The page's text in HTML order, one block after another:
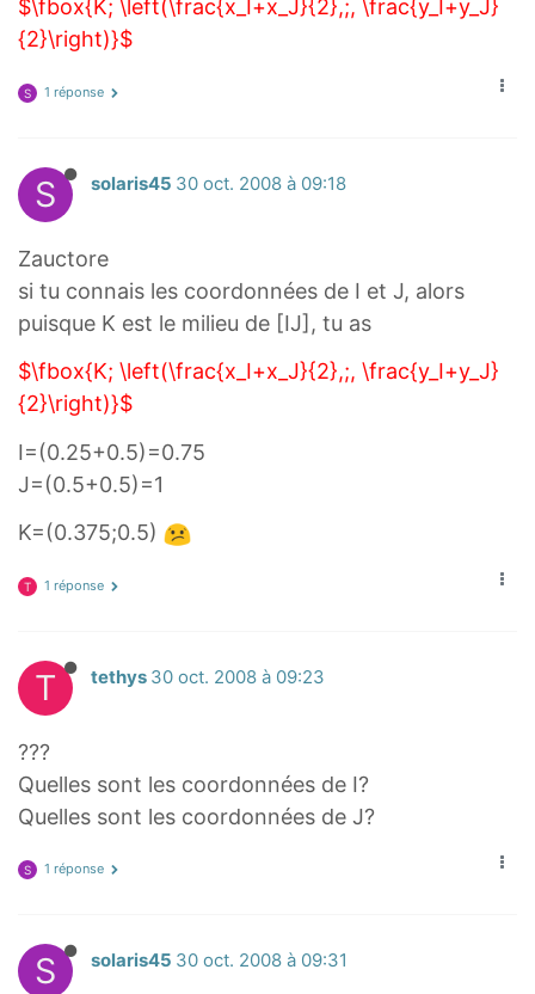
$\fbox{K; \left(\frac{x_I+x_J}{2},;, \frac{y_I+y_J}
{2}\right)}$
S 1 réponse
S solaris45 30 oct. 2008 à 09:18
Zauctore
si tu connais les coordonnées de I et J, alors
puisque K est le milieu de [IJ], tu as
$\fbox{K; \left(\frac{x_I+x_J}{2},;, \frac{y_I+y_J}
{2}\right)}$
I=(0.25+0.5)=0.75
J=(0.5+0.5)=1
K=(0.375;0.5)
T 1 réponse
T tethys 30 oct. 2008 à 09:23
???
Quelles sont les coordonnées de I?
Quelles sont les coordonnées de J?
S 1 réponse
S solaris45 30 oct. 2008 à 09:31